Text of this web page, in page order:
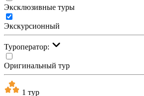
Эксклюзивные туры
Экскурсионный
Туроператор:
Оригинальный тур
1 тур